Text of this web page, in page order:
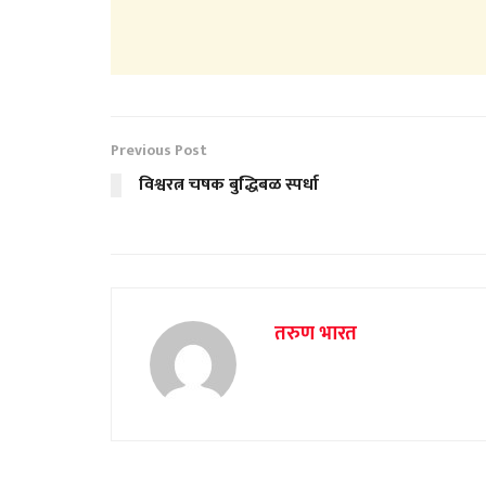
Previous Post
विश्वरत्न चषक बुद्धिबळ स्पर्धा
तरुण भारत